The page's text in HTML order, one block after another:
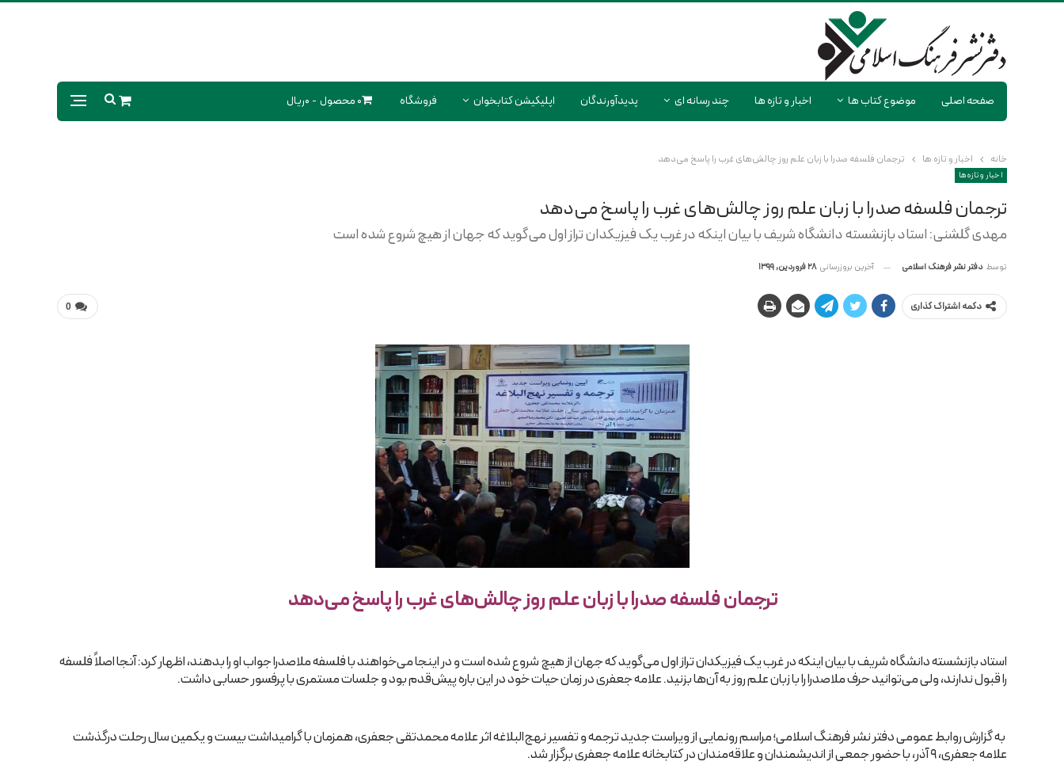
صفحه اصلی موضوع کتاب ها اخبار و تازه ها چند رسانه ای پدیدآورندگان اپلیکیشن کتابخوان فروشگاه 0 محصول 0ریال
خانه اخبار و تازه ها ترجمان فلسفه صدرا با زبان علم روز چالش‌های غرب را پاسخ می‌دهد
اخبار و تازه ها
ترجمان فلسفه صدرا با زبان علم روز چالش‌های غرب را پاسخ می‌دهد
مهدی گلشنی: استاد بازنشسته دانشگاه شریف با بیان اینکه در غرب یک فیزیکدان تراز اول می‌گوید که جهان از هیچ شروع شده است
توسط دفتر نشر فرهنگ اسلامی آخرین بروزرسانی 28 فروردین, 1399
0 دکمه اشتراک گذاری
ترجمان فلسفه صدرا با زبان علم روز چالش‌های غرب را پاسخ می‌دهد
استاد بازنشسته دانشگاه شریف با بیان اینکه در غرب یک فیزیکدان تراز اول می‌گوید که جهان از هیچ شروع شده است و در اینجا می‌خواهند با فلسفه ملاصدرا جواب او را بدهند، اظهار کرد: آنجا اصلاً فلسفه
را قبول ندارند، ولی می‌توانید حرف ملاصدرا را با زبان علم روز به آن‌ها بزنید. علامه جعفری در زمان حیات خود در این باره پیش‌قدم بود و جلسات مستمری با پرفسور حسابی داشت.
به گزارش روابط عمومی دفتر نشر فرهنگ اسلامی؛ مراسم رونمایی از ویراست جدید ترجمه و تفسیر نهج‌‌البلاغه اثر علامه محمدتقی جعفری، همزمان با گرامیداشت بیست و یکمین سال رحلت درگذشت
علامه جعفری، ۹ آذر، با حضور جمعی از اندیشمندان و علاقه‌‌مندان در کتابخانه علامه جعفری برگزار شد.